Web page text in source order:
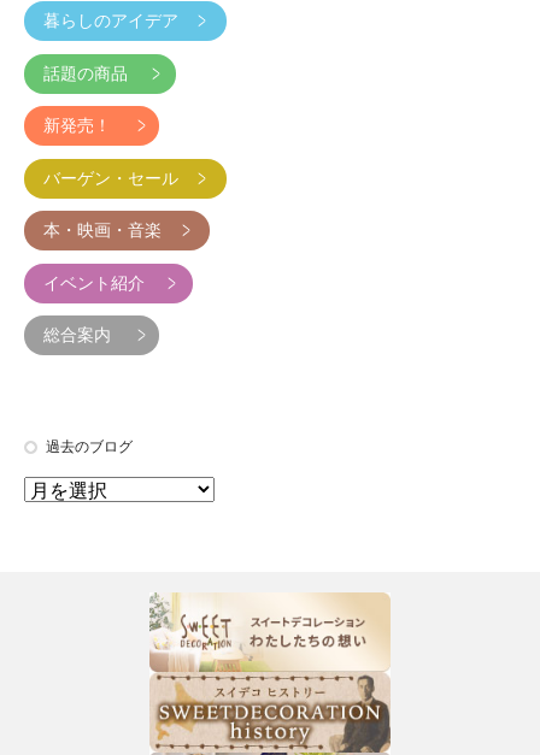
暮らしのアイデア
話題の商品
新発売！
バーゲン・セール
本・映画・音楽
イベント紹介
総合案内
過去のブログ